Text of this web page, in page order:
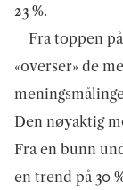
23 %.
Fra toppen
«overser» de
Den nøyaktig
Fra en bunn
en trend på 30